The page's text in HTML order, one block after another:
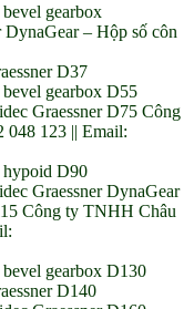
gearbox
– Hộp số côn
D37
gearbox D55
Graessner D75 Công
123 || Email:
hypoid D90
Graessner DynaGear
Công ty TNHH Châu
gearbox D130
D140